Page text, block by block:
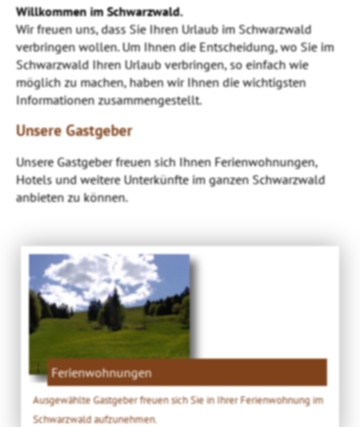
Willkommen im Schwarzwald.
Wir freuen uns, dass Sie Ihren Urlaub im Schwarzwald
verbringen wollen. Um Ihnen die Entscheidung, wo Sie im
Schwarzwald Ihren Urlaub verbringen, so einfach wie
möglich zu machen, haben wir Ihnen die wichtigsten
Informationen zusammengestellt.
Unsere Gastgeber
Unsere Gastgeber freuen sich Ihnen Ferienwohnungen,
Hotels und weitere Unterkünfte im ganzen Schwarzwald
anbieten zu können.
Ferienwohnungen
Ausgewählte Gastgeber freuen sich Sie in Ihrer Ferienwohnung im
Schwarzwald aufzunehmen.